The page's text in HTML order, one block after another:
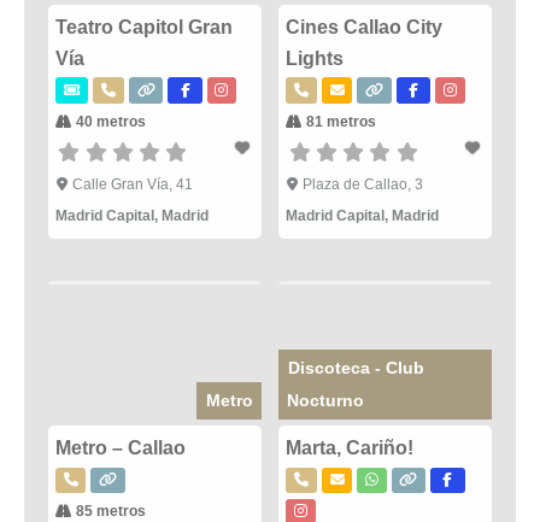
Teatro Capitol Gran
Vía
40 metros
Calle Gran Vía, 41
Madrid Capital, Madrid
Cines Callao City
Lights
81 metros
Plaza de Callao, 3
Madrid Capital,Madrid
Metro
Metro – Callao
85 metros
Discoteca - Club
Nocturno
Marta, Cariño!